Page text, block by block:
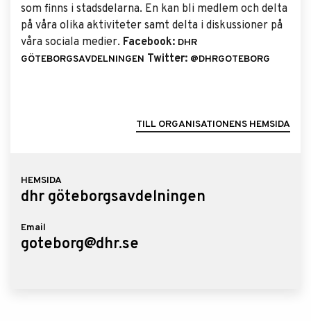
HEMSIDA
dhr göteborgsavdelningen
Email
goteborg@dhr.se
som finns i stadsdelarna. En kan bli medlem och delta
på våra olika aktiviteter samt delta i diskussioner på
våra sociala medier. Facebook: DHR
GÖTEBORGSAVDELNINGEN Twitter: @DHRGOTEBORG
TILL ORGANISATIONENS HEMSIDA